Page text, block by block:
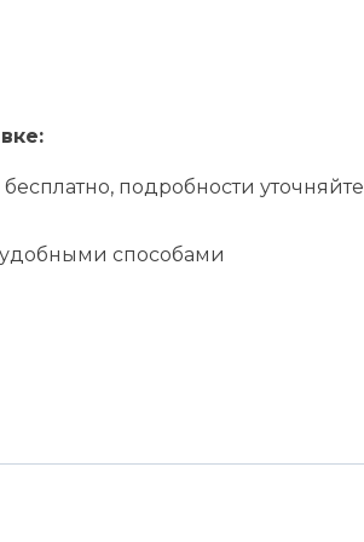
подробности уточняйте
способами